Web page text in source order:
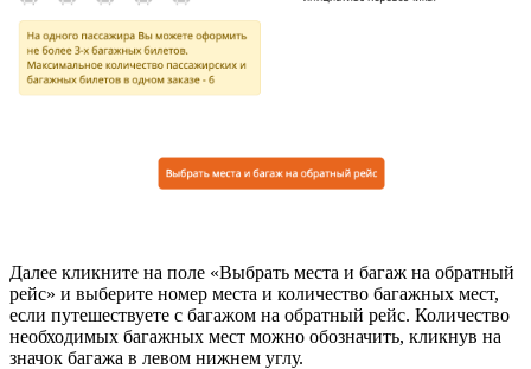
Далее кликните на поле «Выбрать места и багаж на обратный
рейс» и выберите номер места и количество багажных мест,
если путешествуете с багажом на обратный рейс. Количество
необходимых багажных мест можно обозначить, кликнув на
значок багажа в левом нижнем углу.